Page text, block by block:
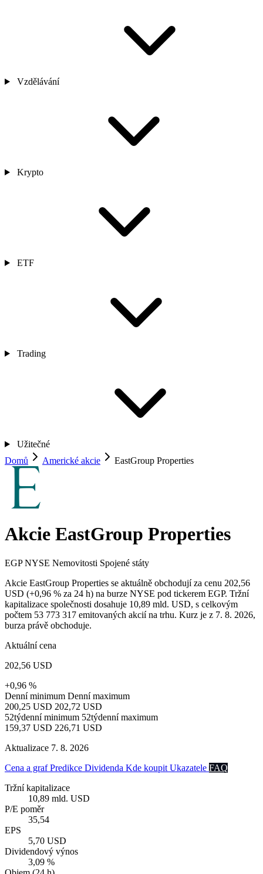
Vzdělávání
Krypto
ETF
Trading
Užitečné
Domů
Americké akcie EastGroup Properties
Akcie EastGroup Properties
EGP NYSE Nemovitosti Spojené státy
Akcie EastGroup Properties se aktuálně obchodují za cenu 202,56
USD (+0,96 % za 24 h) na burze NYSE pod tickerem EGP. Tržní
kapitalizace společnosti dosahuje 10,89 mld. USD, s celkovým
počtem 53 773 317 emitovaných akcií na trhu. Kurz je z 7. 8. 2026,
burza právě obchoduje.
Aktuální cena
202,56 USD
+0,96 %
Denní minimum Denní maximum
200,25 USD 202,72 USD
52týdenní minimum 52týdenní maximum
159,37 USD 226,71 USD
Aktualizace 7. 8. 2026
Cena a grafPredikce Dividenda Kde koupit Ukazatele FAQ
Tržní kapitalizace
10,89 mld. USD
P/E poměr
35,54
EPS
5,70 USD
Dividendový výnos
3,09 %